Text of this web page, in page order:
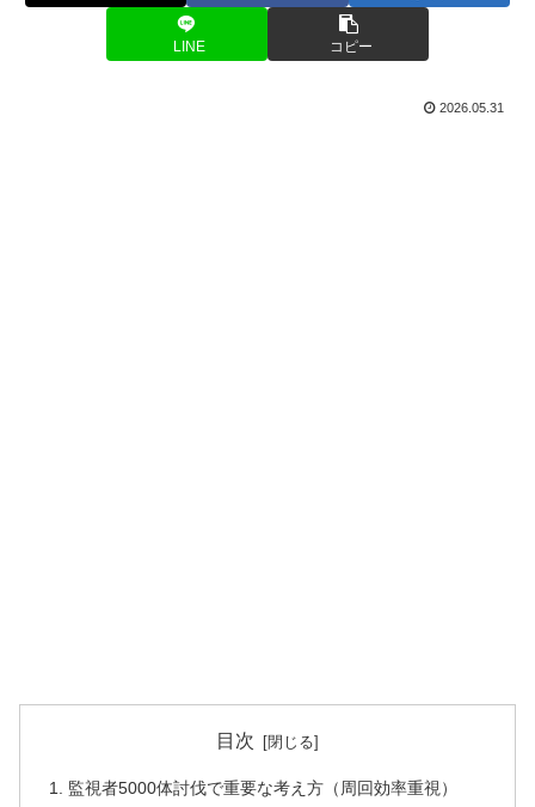
LINE コピー
2026.05.31
目次
監視者5000体討伐で重要な考え方（周回効率重視）